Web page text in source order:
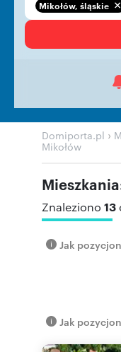
Mikołów, śląskie
Domiporta.pl ›
Mikołów
Znaleziono 13
Jak
Jak